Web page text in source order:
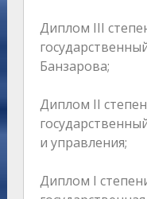
Диплом III
Банзарова;
Диплом II
и управления;
Диплом I